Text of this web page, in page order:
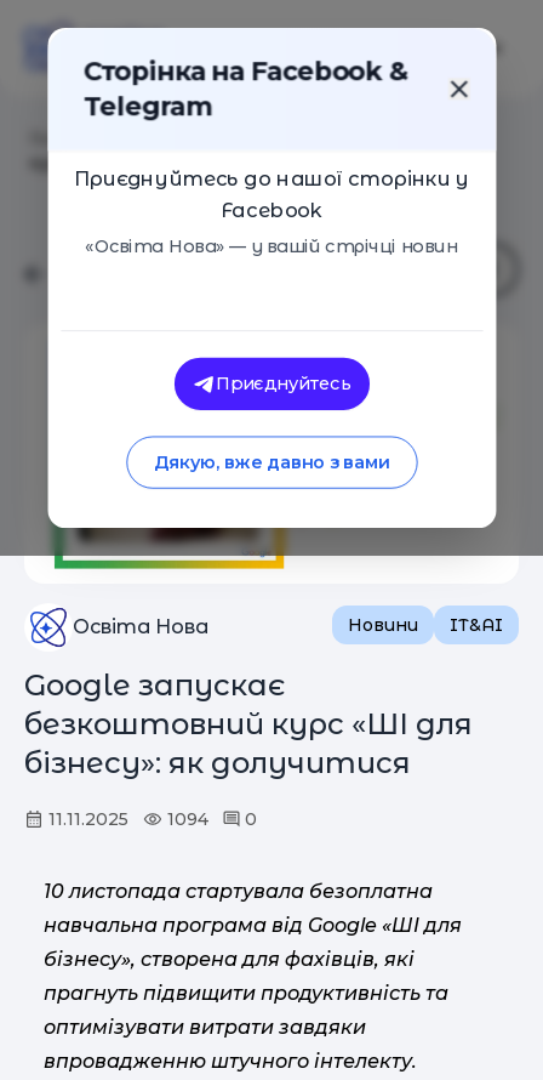
Освіта Нова Новини IT&AI
Google запускає
безкоштовний курс «ШІ для
бізнесу»: як долучитися
11.11.2025 1094 0
10 листопада стартувала безоплатна
навчальна програма від Google «ШІ для
бізнесу», створена для фахівців, які
прагнуть підвищити продуктивність та
оптимізувати витрати завдяки
впровадженню штучного інтелекту.
Сторінка на Facebook &
Telegram
Приєднуйтесь до нашої сторінки у
Facebook
«Освіта Нова» — у вашій стрічці новин
Приєднуйтесь
Дякую, вже давно з вами